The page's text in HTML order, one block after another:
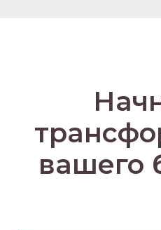
вашего